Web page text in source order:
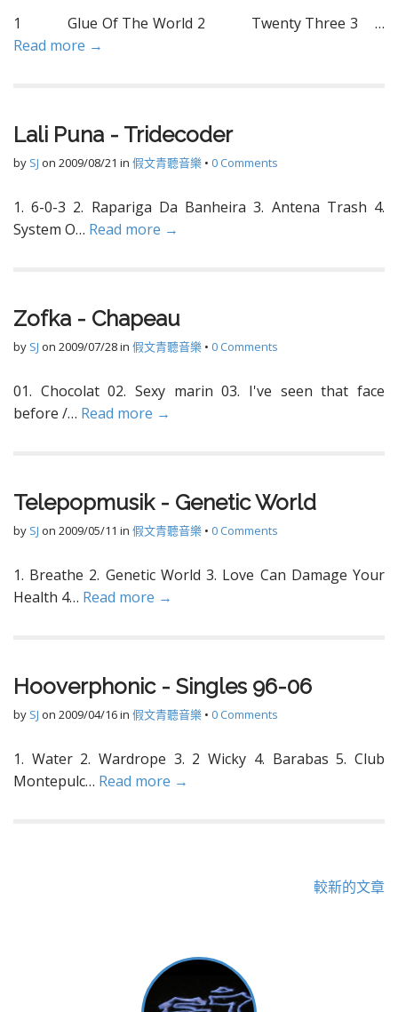
1 Glue Of The World 2 Twenty Three 3 …
Read more →
Lali Puna - Tridecoder
by SJ on 2009/08/21 in 假文青聽音樂 • 0 Comments
1. 6-0-3 2. Rapariga Da Banheira 3. Antena Trash 4.
System O… Read more →
Zofka - Chapeau
by SJ on 2009/07/28in 假文青聽音樂 • 0 Comments
01. Chocolat 02. Sexy marin 03. I've seen that face
before /… Read more →
Telepopmusik - Genetic World
by SJ on 2009/05/11 in 假文青聽音樂 • 0 Comments
1. Breathe 2. Genetic World 3. Love Can Damage Your
Health 4… Read more →
Hooverphonic - Singles 96-06
by SJ on 2009/04/16in 假文青聽音樂 • 0 Comments
1. Water 2. Wardrope 3. 2 Wicky 4. Barabas 5. Club
Montepulc… Read more →
較新的文章